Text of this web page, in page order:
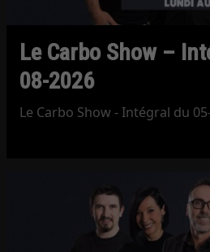
Le Carbo Show –
08-2026
Le Carbo Show - Intégral du